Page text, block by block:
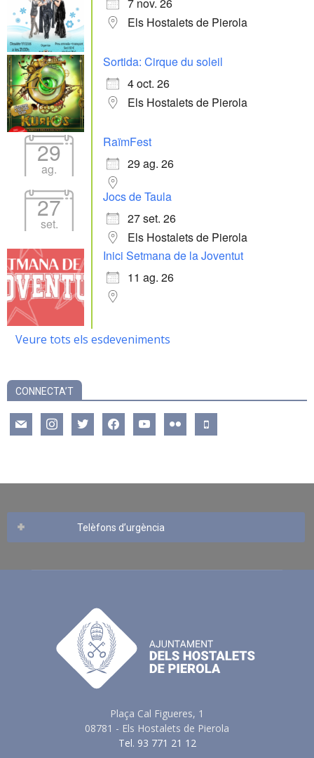
Els Hostalets de Pierola
Sortida: Cirque du soleil
4 oct. 26
Els Hostalets de Pierola
29
ag.
RaïmFest
29 ag. 26
27
set.
Jocs de Taula
27 set. 26
Els Hostalets de Pierola
Inici Setmana de la Joventut
11 ag. 26
Veure tots els esdeveniments
CONNECTA’T
mail instagramtwitter facebookyoutube flickr mobile
Telèfons d’urgència
Plaça Cal Figueres, 1
08781 - Els Hostalets de Pierola
Tel. 93 771 21 12